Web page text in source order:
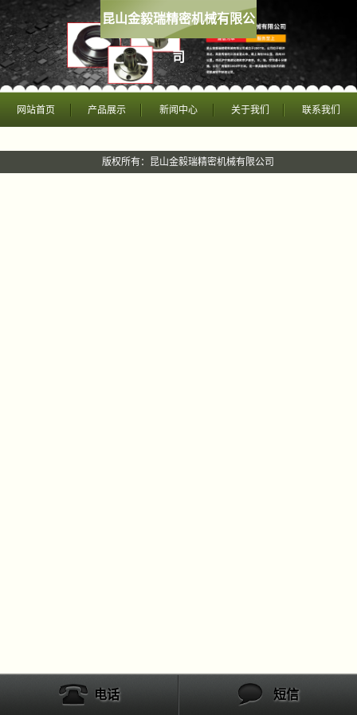
昆山金毅瑞精密机械有限公
司
网站首页 产品展示 新闻中心 关于我们 联系我们
版权所有：昆山金毅瑞精密机械有限公司
电话 短信